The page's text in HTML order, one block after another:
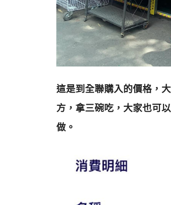
這是到全聯購入的價格，
方，拿三碗吃， 大家也可
做。